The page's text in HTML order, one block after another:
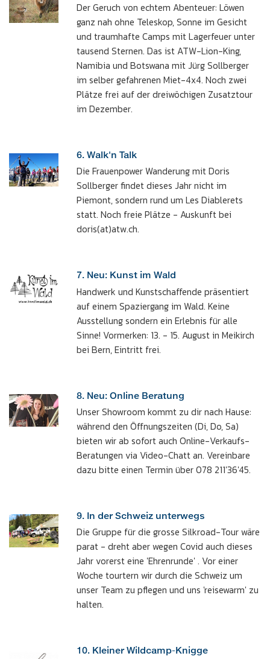
Der Geruch von echtem Abenteuer: Löwen
ganz nah ohne Teleskop, Sonne im Gesicht
und traumhafte Camps mit Lagerfeuer unter
tausend Sternen. Das ist ATW-Lion-King,
Namibia und Botswana mit Jürg Sollberger
im selber gefahrenen Miet-4x4. Noch zwei
Plätze frei auf der dreiwöchigen Zusatztour
im Dezember.
6. Walk'n Talk
Die Frauenpower Wanderung mit Doris
Sollberger findet dieses Jahr nicht im
Piemont, sondern rund um Les Diablerets
statt. Noch freie Plätze - Auskunft bei
doris(at)atw.ch.
7. Neu: Kunst im Wald
Handwerk und Kunstschaffende präsentiert
auf einem Spaziergang im Wald. Keine
Ausstellung sondern ein Erlebnis für alle
Sinne! Vormerken: 13. - 15. August in Meikirch
bei Bern, Eintritt frei.
8. Neu: Online Beratung
Unser Showroom kommt zu dir nach Hause:
während den Öffnungszeiten (Di, Do, Sa)
bieten wir ab sofort auch Online-Verkaufs-
Beratungen via Video-Chatt an. Vereinbare
dazu bitte einen Termin über 078 211'36'45.
9. In der Schweiz unterwegs
Die Gruppe für die grosse Silkroad-Tour wäre
parat - dreht aber wegen Covid auch dieses
Jahr vorerst eine 'Ehrenrunde' . Vor einer
Woche tourtern wir durch die Schweiz um
unser Team zu pflegen und uns 'reisewarm' zu
halten.
10. Kleiner Wildcamp-Knigge